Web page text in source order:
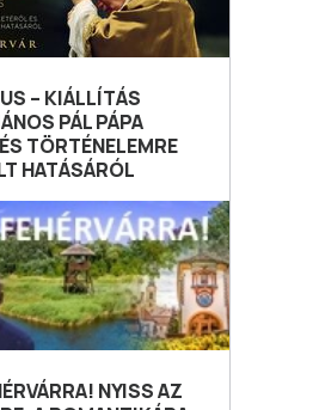
– KIÁLLÍTÁS
PÁL PÁPA
TÖRTÉNELEMRE
HATÁSÁRÓL
NYISS AZ